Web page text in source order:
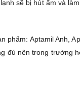
sẽ bị hút ẩm và làm
Aptamil Anh,
đủ nên trong trường